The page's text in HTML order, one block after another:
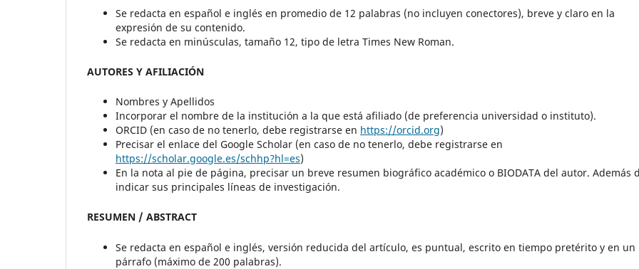
Se redacta en español e inglés en promedio de 12 palabras (no incluyen conectores), breve y claro en la
expresión de su contenido.
Se redacta en minúsculas, tamaño 12, tipo de letra Times New Roman.
AUTORES Y AFILIACIÓN
Nombres y Apellidos
Incorporar el nombre de la institución a la que está afiliado (de preferencia universidad o instituto).
ORCID (en caso de no tenerlo, debe registrarse en https://orcid.org)
Precisar el enlace del Google Scholar (en caso de no tenerlo, debe registrarse en
https://scholar.google.es/schhp?hl=es)
En la nota al pie de página, precisar un breve resumen biográfico académico o BIODATA del autor. Además
indicar sus principales líneas de investigación.
RESUMEN / ABSTRACT
Se redacta en español e inglés, versión reducida del artículo, es puntual, escrito en tiempo pretérito y en un
párrafo (máximo de 200 palabras).